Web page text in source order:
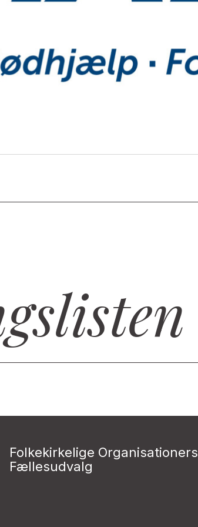
Folkekirkelige Organisationers
Fællesudvalg